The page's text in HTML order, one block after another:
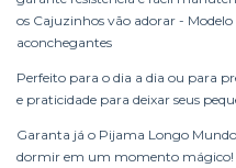
os Cajuzinhos vão adorar -
aconchegantes
Perfeito para o dia a dia ou para
e praticidade para deixar seus
Garanta já o Pijama Longo
dormir em um momento mágico!